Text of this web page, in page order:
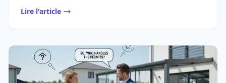
Lire l'article